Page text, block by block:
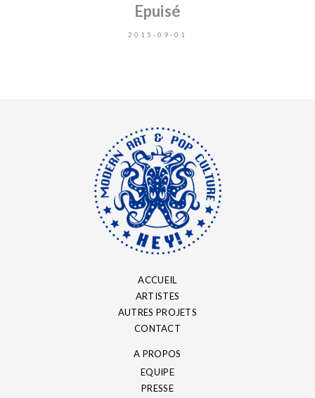
Epuisé
2015-09-01
ACCUEIL
ARTISTES
AUTRES PROJETS
CONTACT
A PROPOS
EQUIPE
PRESSE